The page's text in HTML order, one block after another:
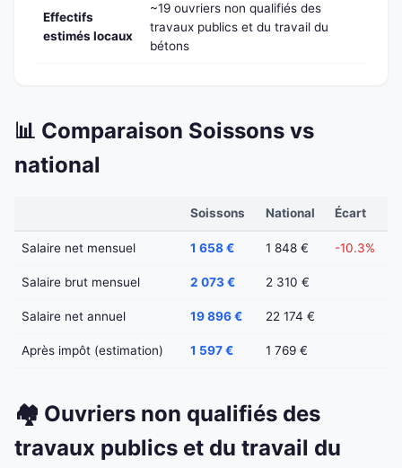
Effectifs
estimés locaux
~19 ouvriers non qualifiés des
travaux publics et du travail du
bétons
📊 Comparaison Soissons vs
national
Soissons National Écart
Salaire net mensuel 1 658 € 1 848 € -10.3%
Salaire brut mensuel 2 073 € 2 310 €
Salaire net annuel 19 896 € 22 174 €
Après impôt (estimation) 1 597 € 1 769 €
🏘️ Ouvriers non qualifiés des
travaux publics et du travail du